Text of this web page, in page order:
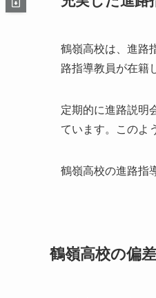
鶴嶺高校は、進路
路指導教員が在籍
定期的に進路説明
ています。このよ
鶴嶺高校の進路指
鶴嶺高校の偏